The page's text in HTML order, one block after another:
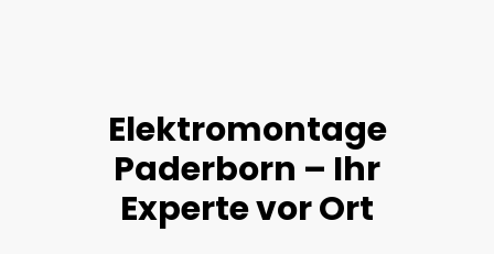
Elektromontage
Paderborn – Ihr
Experte vor Ort